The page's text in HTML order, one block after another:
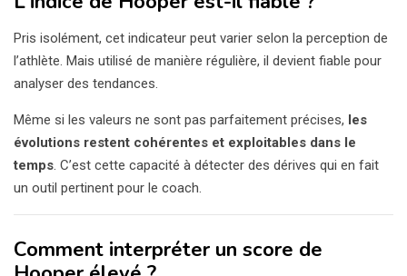
Pris isolément, cet indicateur peut varier selon la perception de
l’athlète. Mais utilisé de manière régulière, il devient fiable pour
analyser des tendances.
Même si les valeurs ne sont pas parfaitement précises, les
évolutions restent cohérentes et exploitables dans le
temps. C’est cette capacité à détecter des dérives qui en fait
un outil pertinent pour le coach.
Comment interpréter un score de